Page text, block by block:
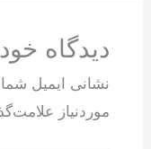
دیدگاه‌
نشانی ایمیل
موردنیاز